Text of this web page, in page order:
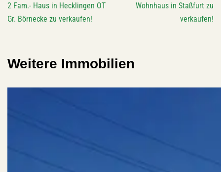
2 Fam.- Haus in Hecklingen OT
Gr. Börnecke zu verkaufen!
Wohnhaus in Staßfurt zu
verkaufen!
Weitere Immobilien